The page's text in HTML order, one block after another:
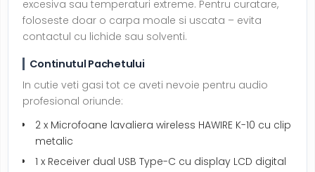
excesiva sau temperaturi extreme. Pentru curatare,
foloseste doar o carpa moale si uscata – evita
contactul cu lichide sau solventi.
Continutul Pachetului
In cutie veti gasi tot ce aveti nevoie pentru audio
profesional oriunde:
2 x Microfoane lavaliera wireless HAWIRE K-10 cu clip
metalic
1 x Receiver dual USB Type-C cu display LCD digital